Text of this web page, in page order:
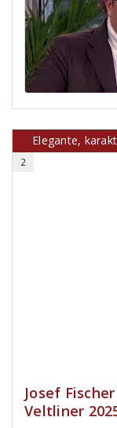
Elegante,
2
Josef
Veltliner